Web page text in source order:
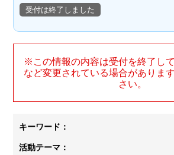
受付は終了しました
※この情報の内容は受付を終了し
など変更されている場合がありま
さい。
キーワード：
活動テーマ：